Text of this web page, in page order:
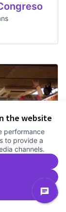
the website
performance
to provide a
channels.